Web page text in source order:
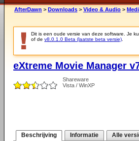
AfterDawn > Downloads > Video & Audio >
Dit is een oude versie van deze software. Je
of de v8.0.1.0 Beta (laatste beta versie)
eXtreme Movie Manager
Shareware
Vista / WinXP
Beschrijving Informatie Alle